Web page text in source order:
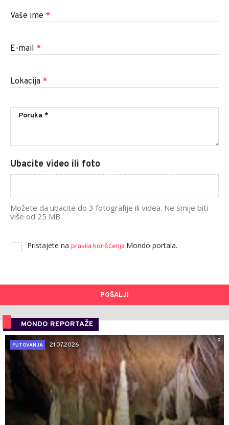
Vaše ime *
E-mail *
Lokacija *
Ubacite video ili foto
Možete da ubacite do 3 fotografije ili videa. Ne smije biti
više od 25 MB.
Pristajete na pravila korišćenja Mondo portala.
POŠALJI
MONDO REPORTAŽE
0
PUTOVANJA
21.07.2026.